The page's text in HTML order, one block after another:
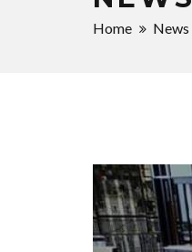
Home News